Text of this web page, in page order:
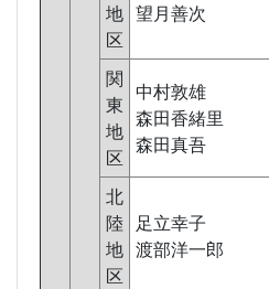
地
区
望月善次
関
東
地
区
中村敦雄
森田香緒里
森田真吾
北
陸
地
区
足立幸子
渡部洋一郎